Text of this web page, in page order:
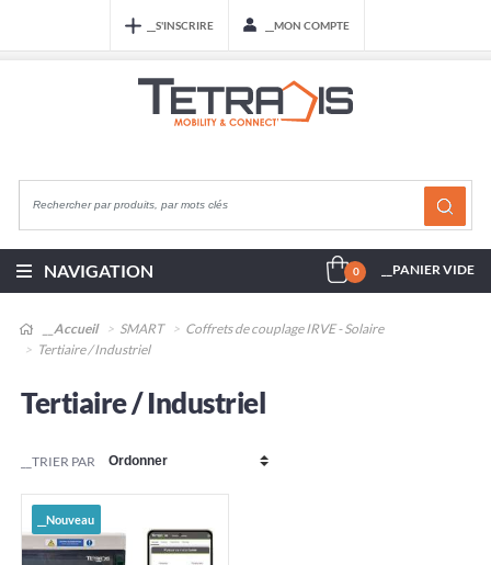
__S'INSCRIRE __MON COMPTE
NAVIGATION 0 __PANIER VIDE
__Accueil SMART
Coffrets de couplage IRVE - Solaire
Tertiaire / Industriel
Tertiaire / Industriel
__TRIER PAR
__Nouveau